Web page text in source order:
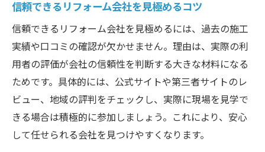
信頼できるリフォーム会社を見極めるコツ
信頼できるリフォーム会社を見極めるには、過去の施工
実績や口コミの確認が欠かせません。理由は、実際の利
用者の評価が会社の信頼性を判断する大きな材料になる
ためです。具体的には、公式サイトや第三者サイトのレ
ビュー、地域の評判をチェックし、実際に現場を見学で
きる場合は積極的に参加しましょう。これにより、安心
して任せられる会社を見つけやすくなります。